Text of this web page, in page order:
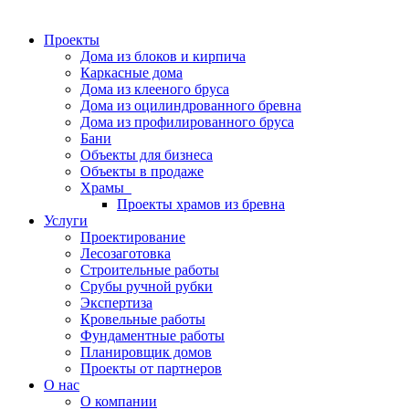
Проекты
Дома из блоков и кирпича
Каркасные дома
Дома из клееного бруса
Дома из оцилиндрованного бревна
Дома из профилированного бруса
Бани
Объекты для бизнеса
Объекты в продаже
Храмы
Проекты храмов из бревна
Услуги
Проектирование
Лесозаготовка
Строительные работы
Срубы ручной рубки
Экспертиза
Кровельные работы
Фундаментные работы
Планировщик домов
Проекты от партнеров
О нас
О компании